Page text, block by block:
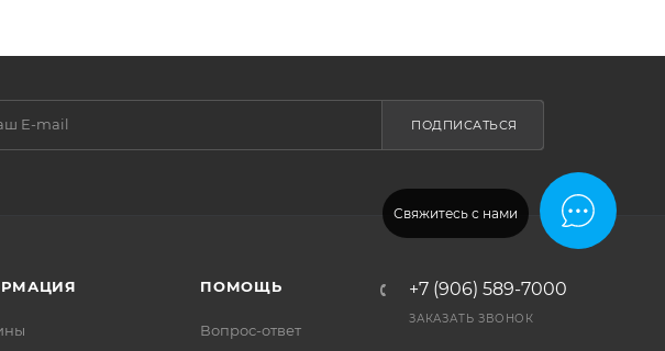
Свяжитесь с нами
ПОДПИСАТЬСЯ
ПОМОЩЬ
Вопрос-ответ
+7 (906) 589-7000
ЗАКАЗАТЬ ЗВОНОК